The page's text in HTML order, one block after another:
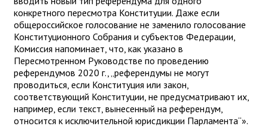
конкретного пересмотра Конституции. Даже если
общероссийское голосование не заменило голосование
Конституционного Собрания и субъектов Федерации,
Комиссия напоминает, что, как указано в
Пересмотренном Руководстве по проведению
референдумов 2020 г., „референдумы не могут
проводиться, если Конституция или закон,
соответствующий Конституции, не предусматривают их,
например, если текст, вынесенный на референдум,
относится к исключительной юрисдикции Парламента“».